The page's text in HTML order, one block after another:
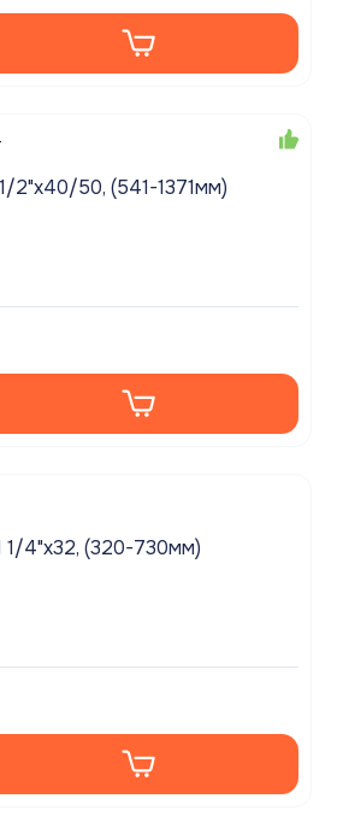
2"х40/50, (541-1371мм)
1/4"х32, (320-730мм)